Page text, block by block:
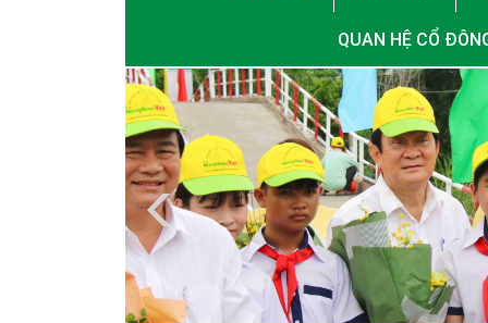
QUAN HỆ CỔ